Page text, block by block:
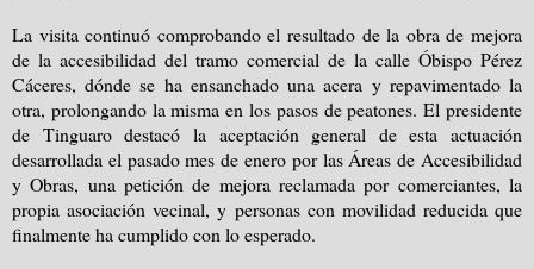
La visita continuó comprobando el resultado de la obra de mejora
de la accesibilidad del tramo comercial de la calle Óbispo Pérez
Cáceres, dónde se ha ensanchado una acera y repavimentado la
otra, prolongando la misma en los pasos de peatones. El presidente
de Tinguaro destacó la aceptación general de esta actuación
desarrollada el pasado mes de enero por las Áreas de Accesibilidad
y Obras, una petición de mejora reclamada por comerciantes, la
propia asociación vecinal, y personas con movilidad reducida que
finalmente ha cumplido con lo esperado.